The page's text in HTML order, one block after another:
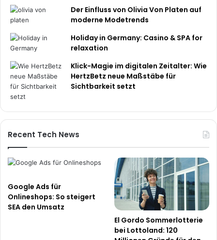
Der Einfluss von Olivia Von Platen auf
moderne Modetrends
Holiday in Germany: Casino & SPA for
relaxation
Klick-Magie im digitalen Zeitalter: Wie
HertzBetz neue Maßstäbe für
Sichtbarkeit setzt
Recent Tech News
Google Ads für
Onlineshops: So steigert
SEA den Umsatz
El Gordo Sommerlotterie
bei Lottoland: 120